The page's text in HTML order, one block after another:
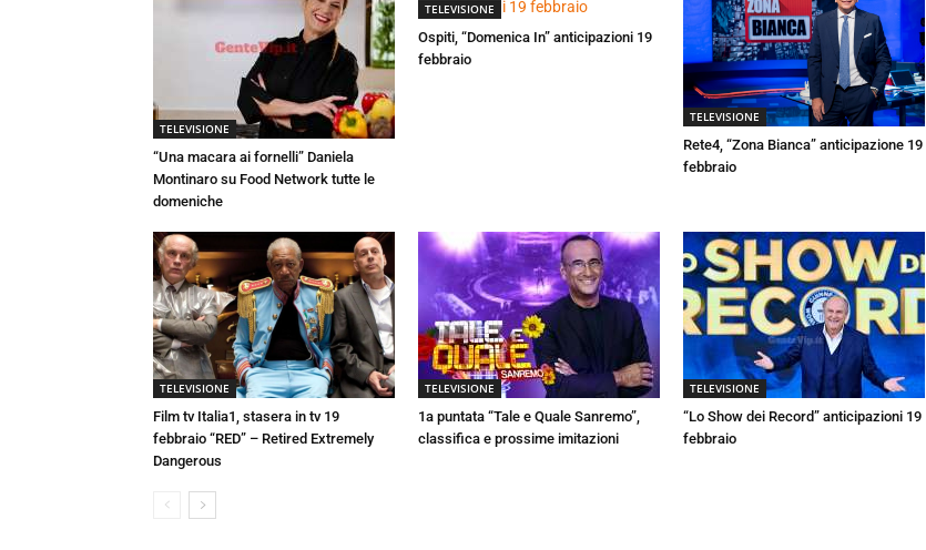
TELEVISIONE
“Una macara ai fornelli” Daniela
Montinaro su Food Network tutte le
domeniche
TELEVISIONE
Ospiti, “Domenica In” anticipazioni 19
febbraio
TELEVISIONE
Rete4, “Zona Bianca” anticipazione 19
febbraio
TELEVISIONE
Film tv Italia1, stasera in tv 19
febbraio “RED” – Retired Extremely
Dangerous
TELEVISIONE
1a puntata “Tale e Quale Sanremo”,
classifica e prossime imitazioni
TELEVISIONE
“Lo Show dei Record” anticipazioni 19
febbraio